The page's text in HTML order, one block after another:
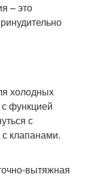
– это
холодных
функцией
с
клапанами.
вытяжная